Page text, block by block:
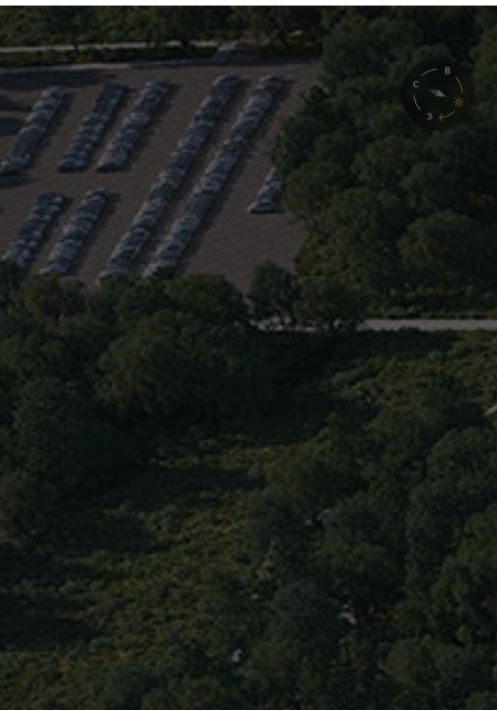
Передача ключей:
В доме:308 квартир, 19 помещений